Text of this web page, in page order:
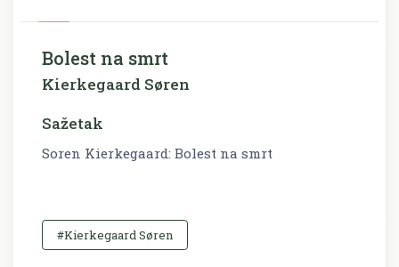
Bolest na smrt
Kierkegaard Søren
Sažetak
Soren Kierkegaard: Bolest na smrt
#Kierkegaard Søren